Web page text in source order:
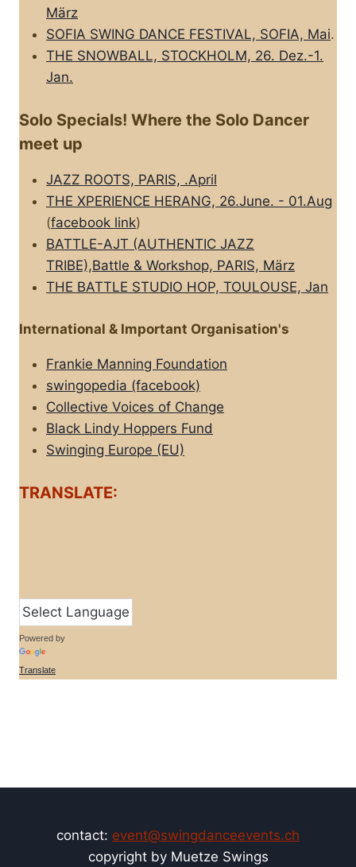
März
SOFIA SWING DANCE FESTIVAL, SOFIA, Mai.
THE SNOWBALL, STOCKHOLM, 26. Dez.-1.
Jan.
Solo Specials! Where the Solo Dancer
meet up
JAZZ ROOTS, PARIS, .April
THE XPERIENCE HERANG, 26.June. - 01.Aug
(facebook link)
BATTLE-AJT (AUTHENTIC JAZZ
TRIBE),Battle & Workshop, PARIS, März
THE BATTLE STUDIO HOP, TOULOUSE, Jan
International & Important Organisation's
Frankie Manning Foundation
swingopedia (facebook)
Collective Voices of Change
Black Lindy Hoppers Fund
Swinging Europe (EU)
TRANSLATE:
Powered by
Translate
contact: event@swingdanceevents.ch
copyright by Muetze Swings